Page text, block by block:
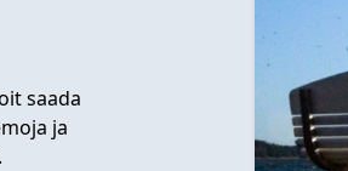
saada
ja